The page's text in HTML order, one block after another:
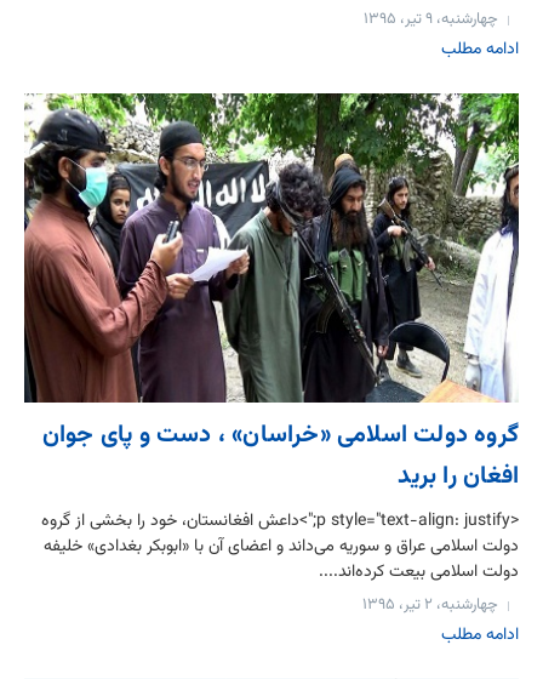
چهارشنبه، ۹ تیر، ۱۳۹۵
ادامه مطلب
گروه دولت اسلامی «خراسان» ، دست و پای جوان
افغان را برید
<p style="text-align: justify;">داعش افغانستان، خود را بخشی از گروه
دولت اسلامی عراق و سوریه می‌داند و اعضای آن با «ابوبکر بغدادی» خلیفه
دولت اسلامی بیعت کرده‌اند....
چهارشنبه، ۲ تیر، ۱۳۹۵
ادامه مطلب